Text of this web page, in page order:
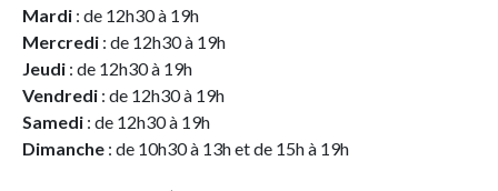
Mardi : de 12h30 à 19h
Mercredi : de 12h30 à 19h
Jeudi : de 12h30 à 19h
Vendredi : de 12h30 à 19h
Samedi : de 12h30 à 19h
Dimanche : de 10h30 à 13h et de 15h à 19h